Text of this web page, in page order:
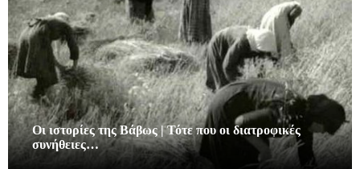
Οι ιστορίες της Βάβως | Τότε που οι διατροφικές
συνήθειες…